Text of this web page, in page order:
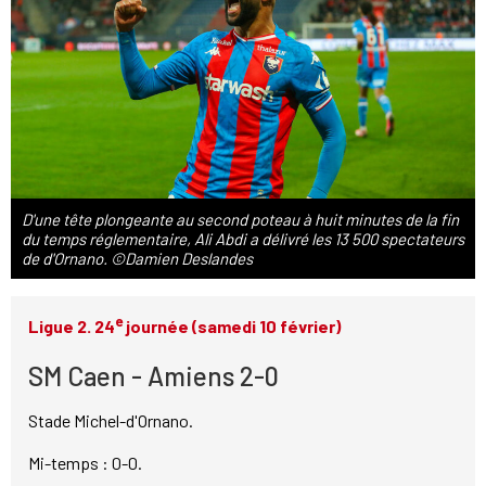
D'une tête plongeante au second poteau à huit minutes de la fin
du temps réglementaire, Ali Abdi a délivré les 13 500 spectateurs
de d'Ornano. ©Damien Deslandes
Ligue 2. 24ejournée (samedi 10 février)
SM Caen - Amiens 2-0
Stade Michel-d'Ornano.
Mi-temps : 0-0.